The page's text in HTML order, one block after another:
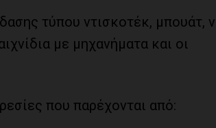
τύπου ντισκοτέκ, μπουάτ,
με μηχανήματα και οι
που παρέχονται από: